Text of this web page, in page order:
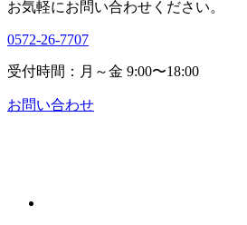
お気軽にお問い合わせください。
0572-26-7707
受付時間：月～金 9:00〜18:00
お問い合わせ